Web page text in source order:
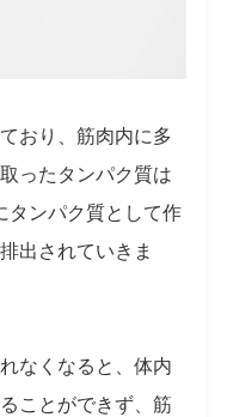
おり、筋肉内に多
ったタンパク質は
タンパク質として作
出されていきま
なくなると、体内
ことができず、筋